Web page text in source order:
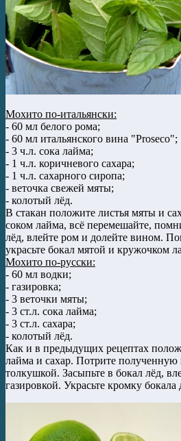
Мохито по-итальянски:
- 60 мл белого рома;
- 60 мл итальянского вина "Proseco";
- 3 ч.л. сока лайма;
- 1 ч.л. коричневого сахара;
- 1 ч.л. сахарного сиропа;
- веточка свежей мяты;
- колотый лёд.
В стакан положите листья мяты и
соком лайма, всё перемешайте,
лёд, влейте ром и долейте вином.
украсьте бокал мятой и кружочком
Мохито по-русски:
- 60 мл водки;
- газировка;
- 3 веточки мяты;
- 3 ст.л. сока лайма;
- 3 ст.л. сахара;
- колотый лёд.
Как и в предыдущих рецептах
лайма и сахар. Потрите
толкушкой. Засыпьте в бокал лёд,
газировкой. Украсьте кромку бокала